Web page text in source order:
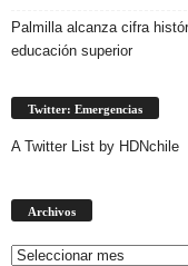
Palmilla alcanza cifra
educación superior
Twitter: Emergencias
A Twitter List by HDNchile
Archivos